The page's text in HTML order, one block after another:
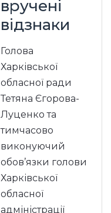
вручені
відзнаки
Голова
Харківської
обласної ради
Тетяна Єгорова-
Луценко та
тимчасово
виконуючий
обов’язки голови
Харківської
обласної
адміністрації